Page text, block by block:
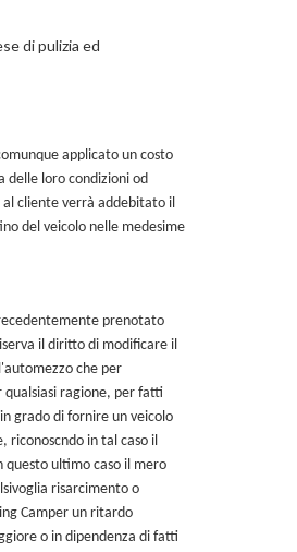
di pulizia ed
applicato un costo
delle loro condizioni od
al cliente verrà addebitato il
del veicolo nelle medesime
prenotato
il diritto di modificare il
che per
ragione, per fatti
grado di fornire un veicolo
riconoscndo in tal caso il
ultimo caso il mero
risarcimento o
Camper un ritardo
o in dipendenza di fatti